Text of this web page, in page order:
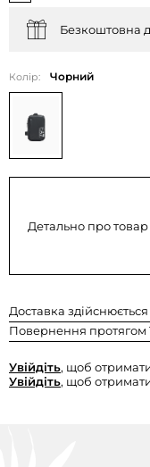
Безкоштовна
Колір: Чорний
Детально про товар
Доставка здійснюється
Повернення протягом
Увійдіть, щоб
Увійдіть, щоб